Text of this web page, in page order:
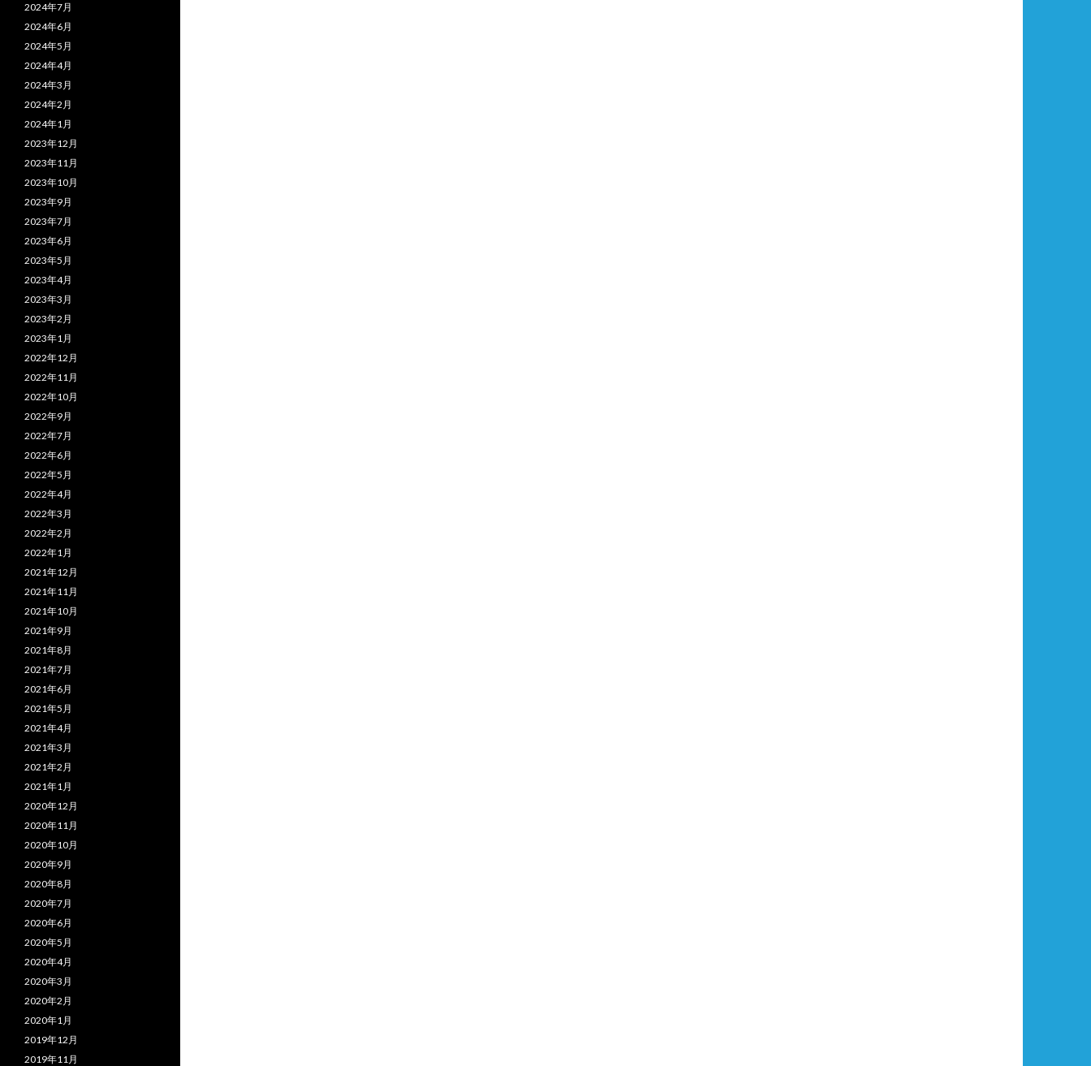
2024年7月
2024年6月
2024年5月
2024年4月
2024年3月
2024年2月
2024年1月
2023年12月
2023年11月
2023年10月
2023年9月
2023年7月
2023年6月
2023年5月
2023年4月
2023年3月
2023年2月
2023年1月
2022年12月
2022年11月
2022年10月
2022年9月
2022年7月
2022年6月
2022年5月
2022年4月
2022年3月
2022年2月
2022年1月
2021年12月
2021年11月
2021年10月
2021年9月
2021年8月
2021年7月
2021年6月
2021年5月
2021年4月
2021年3月
2021年2月
2021年1月
2020年12月
2020年11月
2020年10月
2020年9月
2020年8月
2020年7月
2020年6月
2020年5月
2020年4月
2020年3月
2020年2月
2020年1月
2019年12月
2019年11月